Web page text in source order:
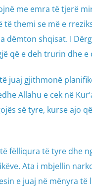
me emra të tjerë
themi se më e
dëmton shqisat. I
që e deh trurin dhe
juaj gjithmonë
Allahu e cek në
së tyre, kurse ajo
fëlliqura të tyre dhe
Ata i mbjellin
e juaj në mënyra